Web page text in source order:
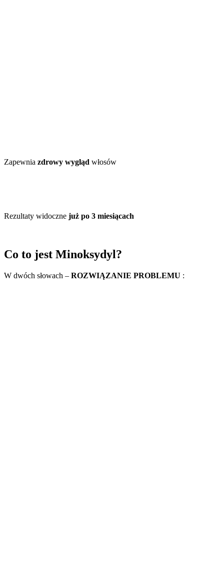
Zapewnia zdrowy wygląd włosów
Rezultaty widoczne już po 3 miesiącach
Co to jest Minoksydyl?
W dwóch słowach – ROZWIĄZANIE PROBLEMU :